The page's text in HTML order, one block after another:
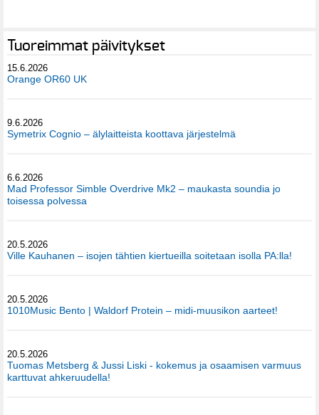
Tuoreimmat päivitykset
15.6.2026
Orange OR60 UK
9.6.2026
Symetrix Cognio – älylaitteista koottava järjestelmä
6.6.2026
Mad Professor Simble Overdrive Mk2 – maukasta soundia jo
toisessa polvessa
20.5.2026
Ville Kauhanen – isojen tähtien kiertueilla soitetaan isolla PA:lla!
20.5.2026
1010Music Bento | Waldorf Protein – midi-muusikon aarteet!
20.5.2026
Tuomas Metsberg & Jussi Liski - kokemus ja osaamisen varmuus
karttuvat ahkeruudella!